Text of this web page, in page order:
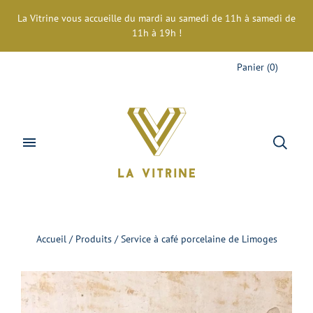
La Vitrine vous accueille du mardi au samedi de 11h à samedi de
11h à 19h !
Panier (0)
Accueil / Produits / Service à café porcelaine de Limoges